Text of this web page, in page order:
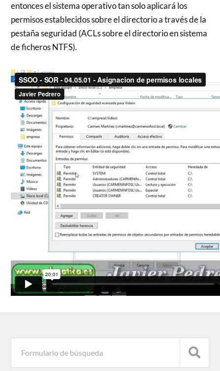
entonces el sistema operativo tan solo aplicará los
permisos establecidos sobre el directorio a través de la
pestaña seguridad (ACLs sobre el directorio en sistema
de ficheros NTFS).